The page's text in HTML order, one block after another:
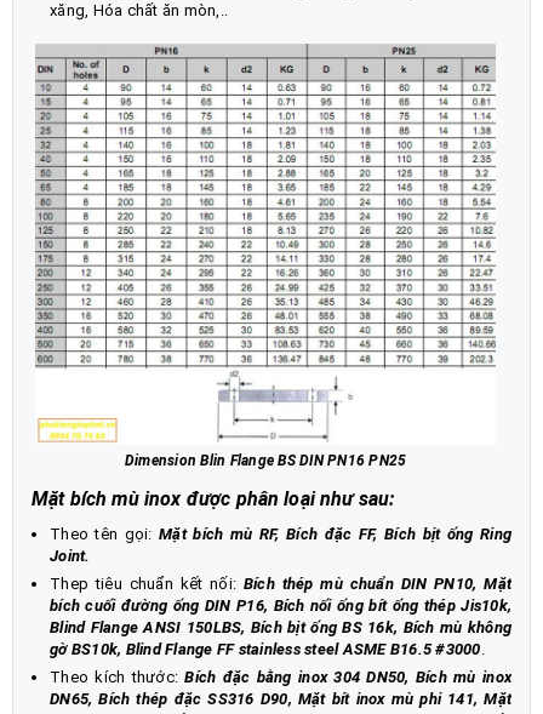
xăng, Hóa chất ăn mòn,..
Dimension Blin Flange BS DIN PN16 PN25
Mặt bích mù inox được phân loại như sau:
Theo tên gọi:Mặt bích mù RF, Bích đặc FF, Bích bịt ống Ring
Joint.
Thep tiêu chuẩn kết nối: Bích thép mù chuẩn DIN PN10, Mặt
bích cuối đường ống DIN P16, Bích nối ống bít ống thép Jis10k,
Blind Flange ANSI 150LBS, Bích bịt ống BS 16k, Bích mù không
gờ BS10k, Blind Flange FF stainless steel ASME B16.5 #3000.
Theo kích thước:Bích đặc bằng inox 304 DN50, Bích mù inox
DN65, Bích thép đặc SS316 D90, Mặt bít inox mù phi 141, Mặt